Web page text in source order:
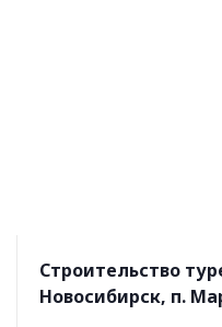
Строительство
Новосибирск, п.